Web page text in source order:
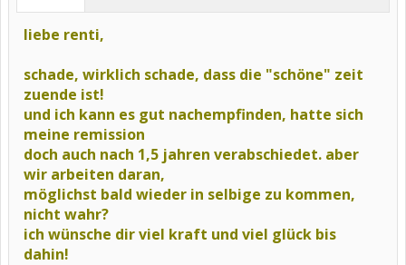
liebe renti,
schade, wirklich schade, dass die "schöne" zeit
zuende ist!
und ich kann es gut nachempfinden, hatte sich
meine remission
doch auch nach 1,5 jahren verabschiedet. aber
wir arbeiten daran,
möglichst bald wieder in selbige zu kommen,
nicht wahr?
ich wünsche dir viel kraft und viel glück bis
dahin!